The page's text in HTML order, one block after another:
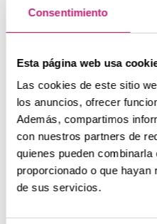
Consentimiento
Esta página web usa
Las cookies de este sitio
los anuncios, ofrecer
Además, compartimos
con nuestros partners de
quienes pueden
proporcionado o que
de sus servicios.
Masajes:masajear
relajarla y proporciona
Silencio y paño frío:
habitación a solas, en
masajes o incluso
método. Con un paño
rápido.
Duchas:Un chorro de